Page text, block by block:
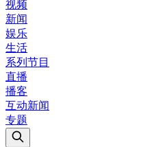
视频
新闻
娱乐
生活
系列节目
直播
播客
互动新闻
专题